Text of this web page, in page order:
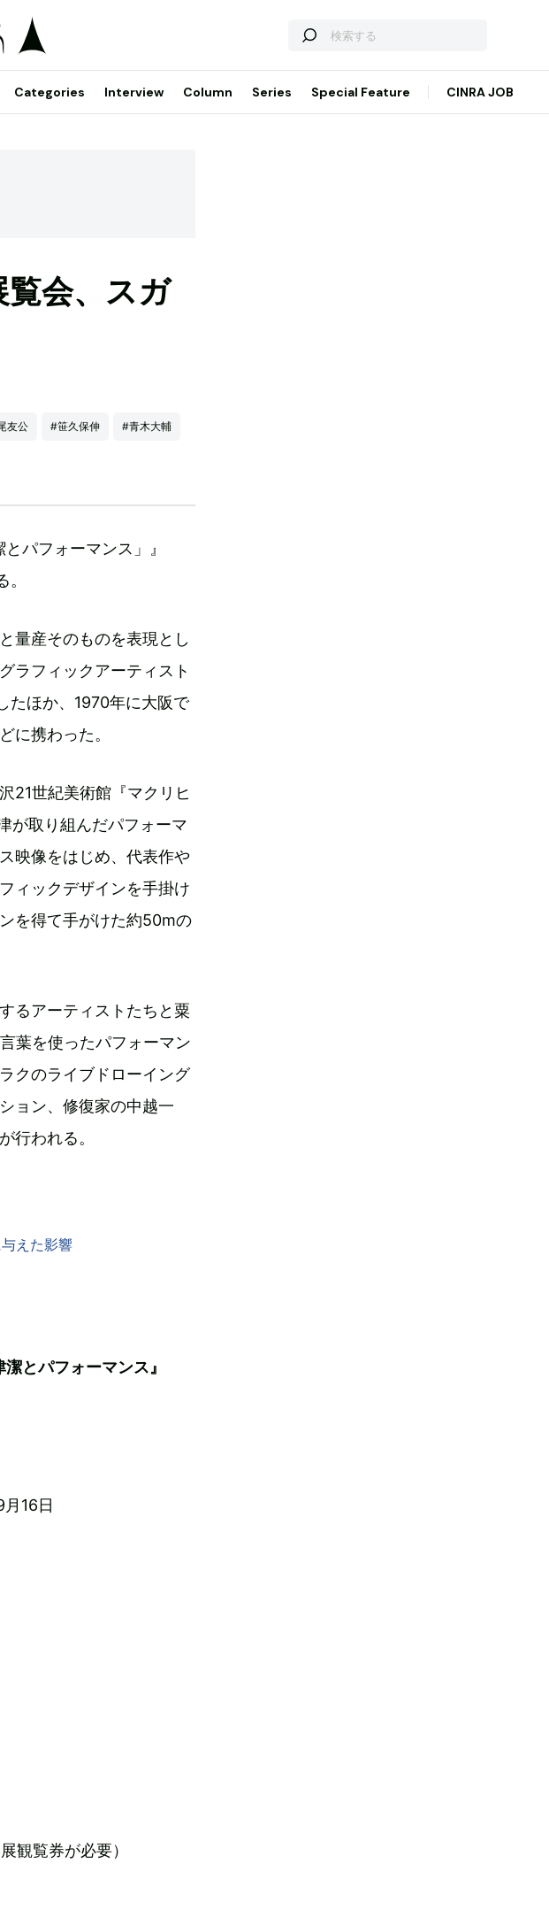
Categories Interview Column Series Special Feature CINRA JOB
会、スガ
友公 #笹久保伸 #青木大輔
パフォーマンス」』
量産そのものを表現とし
ラフィックアーティスト
たほか、1970年に大阪で
に携わった。
21世紀美術館『マクリヒ
が取り組んだパフォーマ
映像をはじめ、代表作や
ィックデザインを手掛け
を得て手がけた約50mの
るアーティストたちと粟
葉を使ったパフォーマン
クのライブドローイング
ョン、修復家の中越一
行われる。
えた影響
とパフォーマンス』
16日
観覧券が必要）